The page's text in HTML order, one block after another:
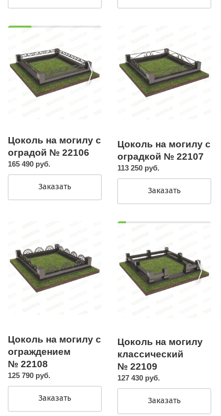
Цоколь на могилу с
оградой № 22106
165 490 руб.
Заказать
Цоколь на могилу с
оградкой № 22107
113 250 руб.
Заказать
Цоколь на могилу с
ограждением
№ 22108
125 790 руб.
Заказать
Цоколь на могилу
классический
№ 22109
127 430 руб.
Заказать